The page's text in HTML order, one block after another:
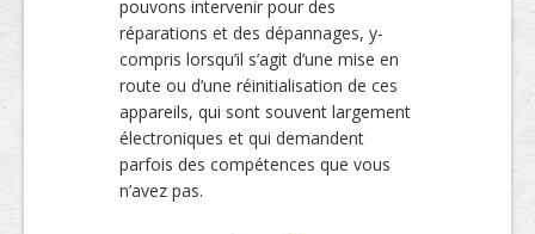
pouvons intervenir pour des
réparations et des dépannages, y-
compris lorsqu’il s’agit d’une mise en
route ou d’une réinitialisation de ces
appareils, qui sont souvent largement
électroniques et qui demandent
parfois des compétences que vous
n’avez pas.